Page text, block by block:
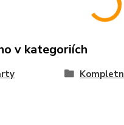
v kategoriích